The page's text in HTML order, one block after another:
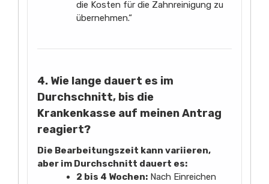
die Kosten für die Zahnreinigung zu
übernehmen.“
4. Wie lange dauert es im
Durchschnitt, bis die
Krankenkasse auf meinen Antrag
reagiert?
Die Bearbeitungszeit kann variieren,
aber im Durchschnitt dauert es:
2 bis 4 Wochen: Nach Einreichen